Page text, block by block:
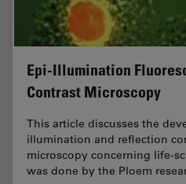
Epi-Illumination
Contrast Microscopy
This article discusses the
illumination and reflection
microscopy concerning life-
was done by the Ploem